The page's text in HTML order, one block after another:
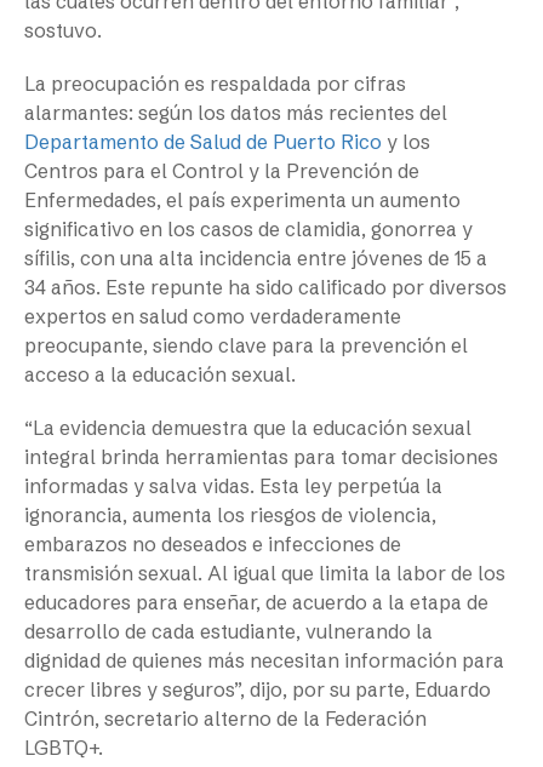
sostuvo.
La preocupación es respaldada por cifras
alarmantes: según los datos más recientes del
Departamento de Salud de Puerto Rico y los
Centros para el Control y la Prevención de
Enfermedades, el país experimenta un aumento
significativo en los casos de clamidia, gonorrea y
sífilis, con una alta incidencia entre jóvenes de 15 a
34 años. Este repunte ha sido calificado por diversos
expertos en salud como verdaderamente
preocupante, siendo clave para la prevención el
acceso a la educación sexual.
“La evidencia demuestra que la educación sexual
integral brinda herramientas para tomar decisiones
informadas y salva vidas. Esta ley perpetúa la
ignorancia, aumenta los riesgos de violencia,
embarazos no deseados e infecciones de
transmisión sexual. Al igual que limita la labor de los
educadores para enseñar, de acuerdo a la etapa de
desarrollo de cada estudiante, vulnerando la
dignidad de quienes más necesitan información para
crecer libres y seguros”, dijo, por su parte, Eduardo
Cintrón, secretario alterno de la Federación
LGBTQ+.